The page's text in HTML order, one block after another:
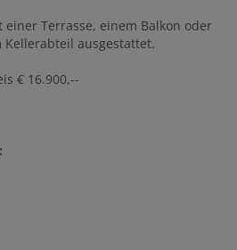
Terrasse, einem Balkon oder
ausgestattet.
€ 16.900,--